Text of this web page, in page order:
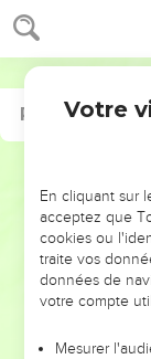
NE
ET SI LEURS
leur foi ou leur
Psaumes
Votre
En cliquant sur
acceptez que
cookies ou
traite vos
données de
votre compte
Mesurer